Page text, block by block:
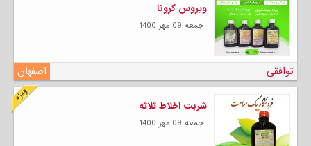
ویروس کرونا
جمعه 09 مهر 1400
اصفهان توافقی
شربت اخلاط ثلاثه
جمعه 09 مهر 1400